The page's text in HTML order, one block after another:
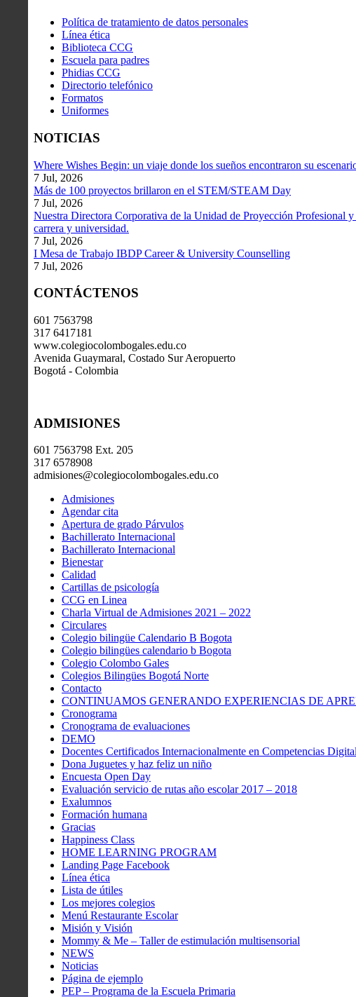
Política de tratamiento de datos personales
Línea ética
Biblioteca CCG
Escuela para padres
Phidias CCG
Directorio telefónico
Formatos
Uniformes
NOTICIAS
Where Wishes Begin: un viaje donde los sueños encontraron su
7 Jul, 2026
Más de 100 proyectos brillaron en el STEM/STEAM Day
7 Jul, 2026
Nuestra Directora Corporativa de la Unidad de Proyección Profesional
carrera y universidad.
7 Jul, 2026
I Mesa de Trabajo IBDP Career & University Counselling
7 Jul, 2026
CONTÁCTENOS
601 7563798
317 6417181
www.colegiocolombogales.edu.co
Avenida Guaymaral, Costado Sur Aeropuerto
Bogotá - Colombia
ADMISIONES
601 7563798 Ext. 205
317 6578908
admisiones@colegiocolombogales.edu.co
Admisiones
Agendar cita
Apertura de grado Párvulos
Bachillerato Internacional
Bachillerato Internacional
Bienestar
Calidad
Cartillas de psicología
CCG en Linea
Charla Virtual de Admisiones 2021 – 2022
Circulares
Colegio bilingüe Calendario B Bogota
Colegio bilingües calendario b Bogota
Colegio Colombo Gales
Colegios Bilingües Bogotá Norte
Contacto
CONTINUAMOS GENERANDO EXPERIENCIAS DE
Cronograma
Cronograma de evaluaciones
DEMO
Docentes Certificados Internacionalmente en Competencias
Dona Juguetes y haz feliz un niño
Encuesta Open Day
Evaluación servicio de rutas año escolar 2017 – 2018
Exalumnos
Formación humana
Gracias
Happiness Class
HOME LEARNING PROGRAM
Landing Page Facebook
Línea ética
Lista de útiles
Los mejores colegios
Menú Restaurante Escolar
Misión y Visión
Mommy & Me – Taller de estimulación multisensorial
NEWS
Noticias
Página de ejemplo
PEP – Programa de la Escuela Primaria